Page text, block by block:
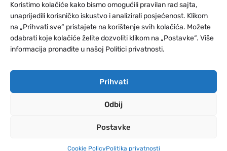
Koristimo kolačiće kako bismo omogućili pravilan rad sajta,
unaprijedili korisničko iskustvo i analizirali posjećenost. Klikom
na „Prihvati sve“ pristajete na korištenje svih kolačića. Možete
odabrati koje kolačiće želite dozvoliti klikom na „Postavke“. Više
informacija pronađite u našoj Politici privatnosti.
Prihvati
Odbij
Postavke
Cookie PolicyPolitika privatnosti
Zaboravili ste lozinku?